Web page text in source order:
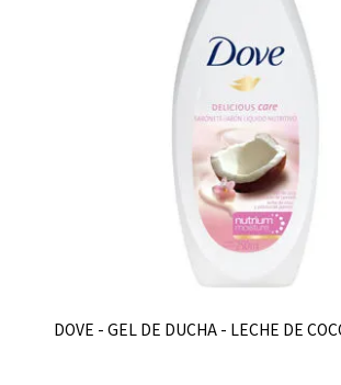
DOVE - GEL DE DUCHA - LECHE DE